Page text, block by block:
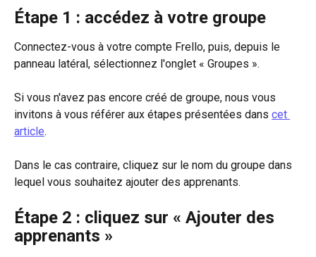
Étape 1 : accédez à votre groupe
Connectez-vous à votre compte Frello, puis, depuis le
panneau latéral, sélectionnez l'onglet « Groupes ».
Si vous n'avez pas encore créé de groupe, nous vous
invitons à vous référer aux étapes présentées dans cet
article.
Dans le cas contraire, cliquez sur le nom du groupe dans
lequel vous souhaitez ajouter des apprenants.
Étape 2 : cliquez sur « Ajouter des
apprenants »